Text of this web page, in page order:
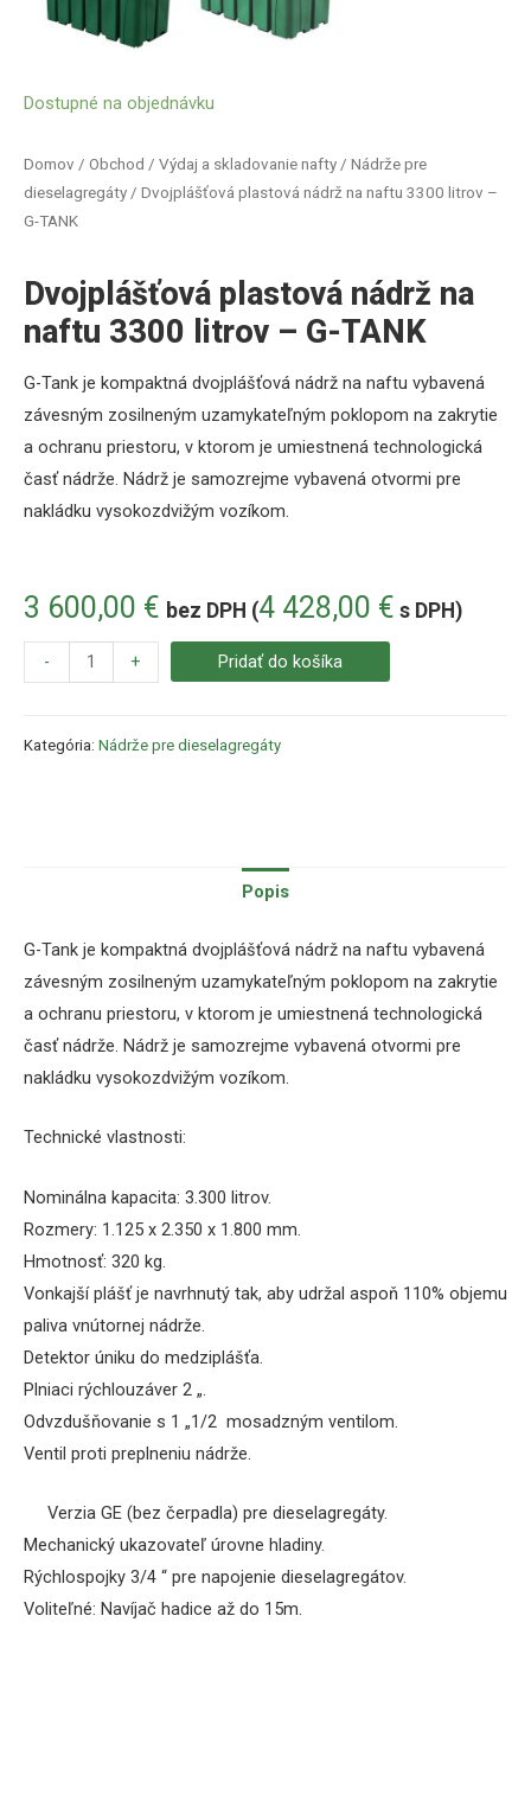
Domov / Obchod / Výdaj a skladovanie nafty / Nádrže pre
dieselagregáty / Dvojplášťová plastová nádrž na naftu 3300 litrov –
G-TANK
Dvojplášťová plastová nádrž na
naftu 3300 litrov – G-TANK
3 600,00 € bez DPH (4 428,00 € s DPH)
G-Tank je kompaktná dvojplášťová nádrž na naftu vybavená
závesným zosilneným uzamykateľným poklopom na zakrytie
a ochranu priestoru, v ktorom je umiestnená technologická
časť nádrže. Nádrž je samozrejme vybavená otvormi pre
nakládku vysokozdvižým vozíkom.
Dostupné na objednávku
- + Pridať do košíka
Kategória: Nádrže pre dieselagregáty
Popis
G-Tank je kompaktná dvojplášťová nádrž na naftu vybavená
závesným zosilneným uzamykateľným poklopom na zakrytie
a ochranu priestoru, v ktorom je umiestnená technologická
časť nádrže. Nádrž je samozrejme vybavená otvormi pre
nakládku vysokozdvižým vozíkom.
Technické vlastnosti:
Nominálna kapacita: 3.300 litrov.
Rozmery: 1.125 x 2.350 x 1.800 mm.
Hmotnosť: 320 kg.
Vonkajší plášť je navrhnutý tak, aby udržal aspoň 110% objemu
paliva vnútornej nádrže.
Detektor úniku do medziplášťa.
Plniaci rýchlouzáver 2 „.
Odvzdušňovanie s 1 „1/2 mosadzným ventilom.
Ventil proti preplneniu nádrže.
Verzia GE (bez čerpadla) pre dieselagregáty.
Mechanický ukazovateľ úrovne hladiny.
Rýchlospojky 3/4 “ pre napojenie dieselagregátov.
Voliteľné: Navíjač hadice až do 15m.